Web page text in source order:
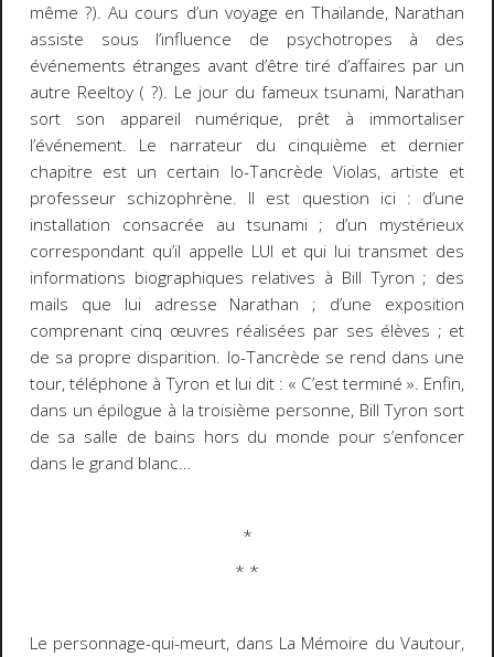
même ?). Au cours d’un voyage en Thaïlande, Narathan
assiste sous l’influence de psychotropes à des
événements étranges avant d’être tiré d’affaires par un
autre Reeltoy ( ?). Le jour du fameux tsunami, Narathan
sort son appareil numérique, prêt à immortaliser
l’événement. Le narrateur du cinquième et dernier
chapitre est un certain Io-Tancrède Violas, artiste et
professeur schizophrène. Il est question ici : d’une
installation consacrée au tsunami ; d’un mystérieux
correspondant qu’il appelle LUI et qui lui transmet des
informations biographiques relatives à Bill Tyron ; des
mails que lui adresse Narathan ; d’une exposition
comprenant cinq œuvres réalisées par ses élèves ; et
de sa propre disparition. Io-Tancrède se rend dans une
tour, téléphone à Tyron et lui dit : « C’est terminé ». Enfin,
dans un épilogue à la troisième personne, Bill Tyron sort
de sa salle de bains hors du monde pour s’enfoncer
dans le grand blanc…
*
* *
Le personnage-qui-meurt, dans La Mémoire du Vautour,